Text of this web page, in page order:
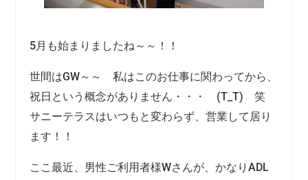
5月も始まりましたね～～！！
世間はGW～～ 私はこのお仕事に関わってから、
祝日という概念がありません・・・ (T_T) 笑
サニーテラスはいつもと変わらず、営業して居り
ます！！
ここ最近、男性ご利用者様Wさんが、かなりADL